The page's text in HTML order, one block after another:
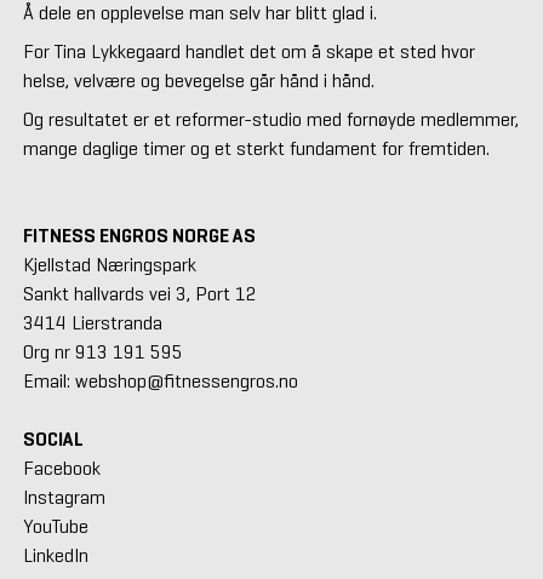
Å dele en opplevelse man selv har blitt glad i.
For Tina Lykkegaard handlet det om å skape et sted hvor
helse, velvære og bevegelse går hånd i hånd.
Og resultatet er et reformer-studio med fornøyde medlemmer,
mange daglige timer og et sterkt fundament for fremtiden.
FITNESS ENGROS NORGE AS
Kjellstad Næringspark
Sankt hallvards vei 3, Port 12
3414 Lierstranda
Org nr 913 191 595
Email: webshop@fitnessengros.no
SOCIAL
Facebook
Instagram
YouTube
LinkedIn